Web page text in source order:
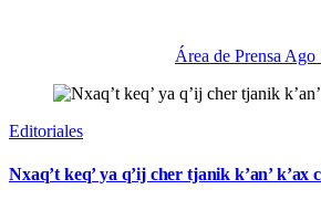
Área de Prensa Ago
Editoriales
Nxaq’t keq’ ya q’ij cher tjanik k’an’ k’ax